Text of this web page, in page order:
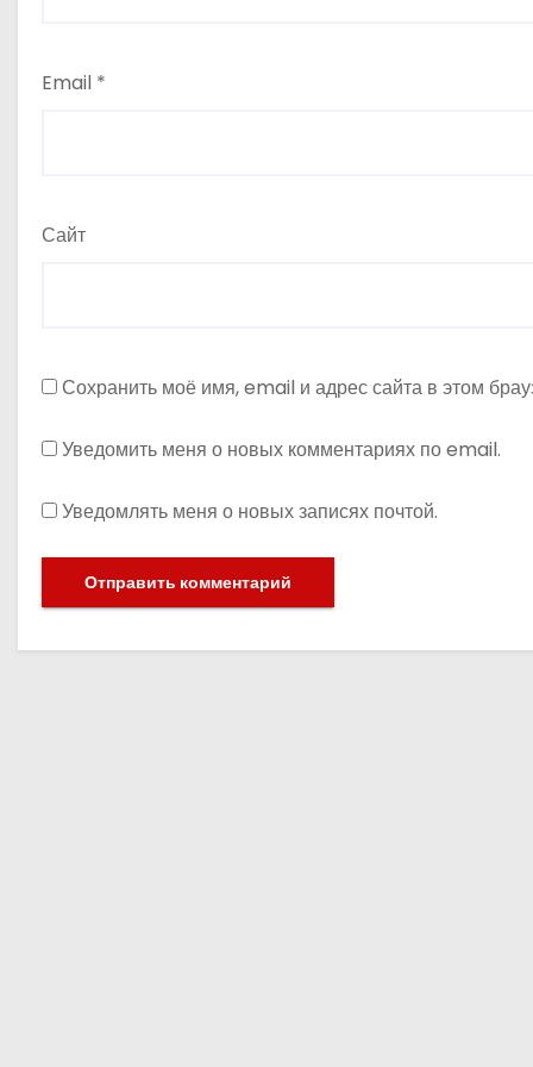
Email *
Сайт
Сохранить моё имя, email и адрес сайта в этом
Уведомить меня о новых комментариях по email.
Уведомлять меня о новых записях почтой.